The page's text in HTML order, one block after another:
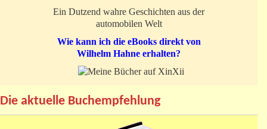
Ein Dutzend wahre Geschichten aus der
automobilen Welt
Wie kann ich die eBooks direkt von
Wilhelm Hahne erhalten?
Die aktuelle Buchempfehlung